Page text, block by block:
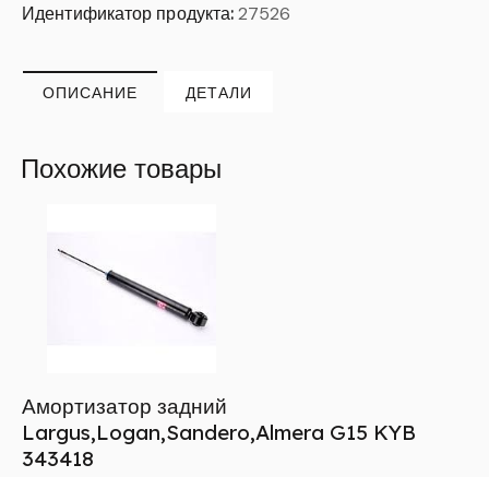
Идентификатор продукта:27526
ОПИСАНИЕ ДЕТАЛИ
Похожие товары
Амортизатор задний
Largus,Logan,Sandero,Almera G15 KYB
343418